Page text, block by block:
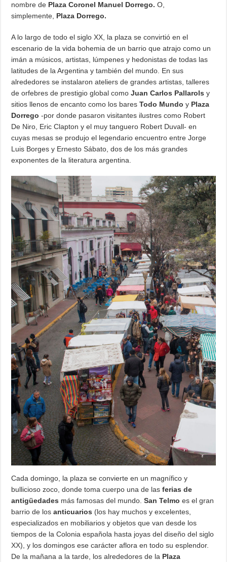
nombre de Plaza Coronel Manuel Dorrego. O,
simplemente, Plaza Dorrego.
A lo largo de todo el siglo XX, la plaza se convirtió en el
escenario de la vida bohemia de un barrio que atrajo como un
imán a músicos, artistas, lúmpenes y hedonistas de todas las
latitudes de la Argentina y también del mundo. En sus
alrededores se instalaron ateliers de grandes artistas, talleres
de orfebres de prestigio global comoJuan Carlos Pallarols y
sitios llenos de encanto como los bares Todo Mundo y Plaza
Dorrego -por donde pasaron visitantes ilustres como Robert
De Niro, Eric Clapton y el muy tanguero Robert Duvall- en
cuyas mesas se produjo el legendario encuentro entre Jorge
Luis Borges y Ernesto Sábato, dos de los más grandes
exponentes de la literatura argentina.
Cada domingo, la plaza se convierte en un magnífico y
bullicioso zoco, donde toma cuerpo una de las ferias de
antigüedades más famosas del mundo.San Telmo es el gran
barrio de losanticuarios (los hay muchos y excelentes,
especializados en mobiliarios y objetos que van desde los
tiempos de la Colonia española hasta joyas del diseño del siglo
XX), y los domingos ese carácter aflora en todo su esplendor.
De la mañana a la tarde, los alrededores de la Plaza